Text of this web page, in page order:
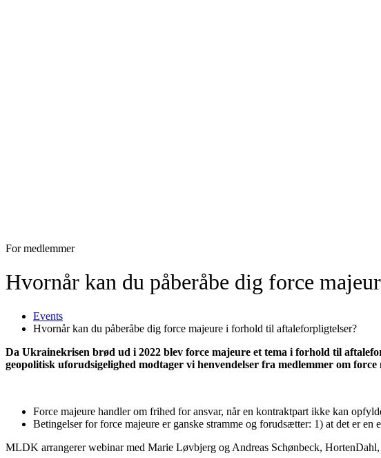
For medlemmer
Hvornår kan du påberåbe dig force
Events
Hvornår kan du påberåbe dig force majeure i forhold til aftaleforpligtelser?
Da Ukrainekrisen brød ud i 2022 blev force majeure et tema i forhold til
geopolitisk uforudsigelighed modtager vi henvendelser fra medlemmer om force
Force majeure handler om frihed for ansvar, når en kontraktpart ikke kan
Betingelser for force majeure er ganske stramme og forudsætter: 1) at det er
MLDK arrangerer webinar med Marie Løvbjerg og Andreas Schønbeck,